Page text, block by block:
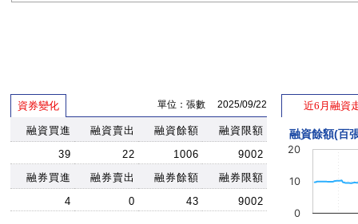
資券變化 單位：張數 2025/09/22
融資買進 融資賣出 融資餘額
融資限額
39
22 1006
9002
融券買進
融券賣出 融券餘額
融券限額
4
0 43 9002
近6月融資
融資餘額(百
0
10
20